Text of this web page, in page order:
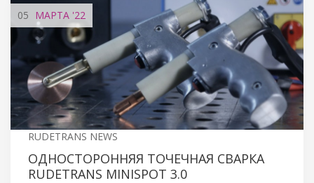
05 МАРТА '22
RUDETRANS NEWS
ОДНОСТОРОННЯЯ ТОЧЕЧНАЯ СВАРКА
RUDETRANS MINISPOT 3.0